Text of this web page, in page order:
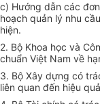
c) Hướng dẫn các
hoạch quản lý nhu
hiện.
2. Bộ Khoa học và
chuẩn Việt Nam về
3. Bộ Xây dựng có
liên quan đến hiệu